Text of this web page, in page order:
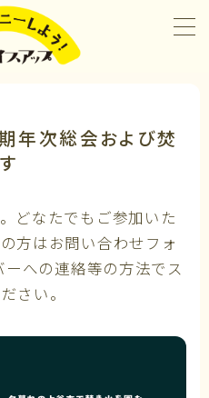
年次総会および焚
どなたでもご参加いた
方はお問い合わせフォ
ーへの連絡等の方法でス
さい。